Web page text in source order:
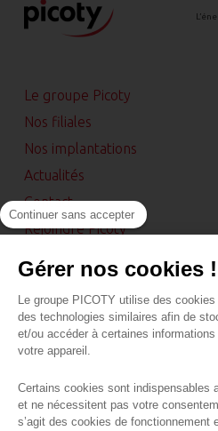
Continuer sans accepter
Gérer nos cookies !
Le groupe PICOTY utilise des cookies
des technologies similaires afin de
et/ou accéder à certaines informations
votre appareil.
Certains cookies sont indispensables
et ne nécessitent pas votre
s’agit des cookies de fonctionnement
Le groupe Picoty
Nos filiales
Nos implantations
Actualités
Contact
Rejoindre Picoty
Maguy
ACCESSIBILITÉ : PARTIELLEMENT